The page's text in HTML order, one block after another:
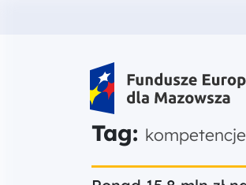
Fundusze
Tag: